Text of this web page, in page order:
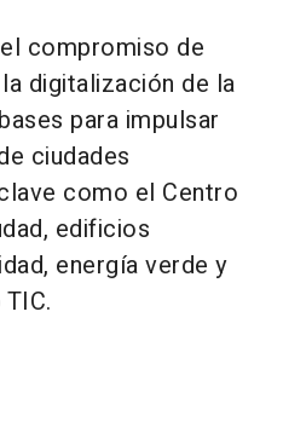
compromiso de
digitalización de la
para impulsar
ciudades
como el Centro
edificios
energía verde y